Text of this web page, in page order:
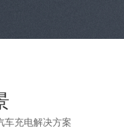
车充电解决方案